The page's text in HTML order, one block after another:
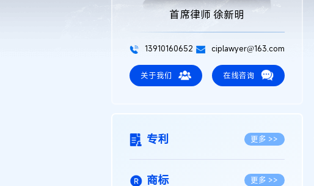
首席律师 徐新明
13910160652 ciplawyer@163.com
关于我们 在线咨询
专利 更多 >>
商标 更多 >>